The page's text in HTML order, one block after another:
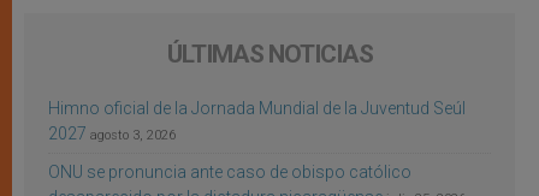
ÚLTIMAS NOTICIAS
Himno oficial de la Jornada Mundial de la Juventud Seúl
2027 agosto 3, 2026
ONU se pronuncia ante caso de obispo católico